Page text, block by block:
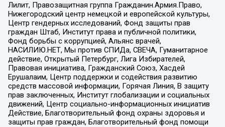
Лилит, Правозащитная группа Гражданин.Армия.Право,
Нижегородский центр немецкой и европейской культуры,
Центр гендерных исследований, Фонд защиты прав
граждан Штаб, Институт права и публичной политики,
Фонд борьбы с коррупцией, Альянс врачей,
НАСИЛИЮ.НЕТ, Мы против СПИДа, СВЕЧА, Гуманитарное
действие, Открытый Петербург, Лига Избирателей,
Правовая инициатива, Гражданский Союз, Хасдей
Ерушалаим, Центр поддержки и содействия развитию
средств массовой информации, Горячая Линия, В защиту
прав заключенных, Институт глобализации и социальных
движений, Центр социально-информационных инициатив
Действие, Благотворительный фонд охраны здоровья и
защиты прав граждан, Благотворительный фонд помощи